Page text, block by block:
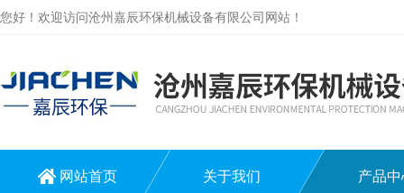
您好！欢迎访问沧州嘉辰环保机械设备有限公司网站！
网站首页 关于我们 产品中